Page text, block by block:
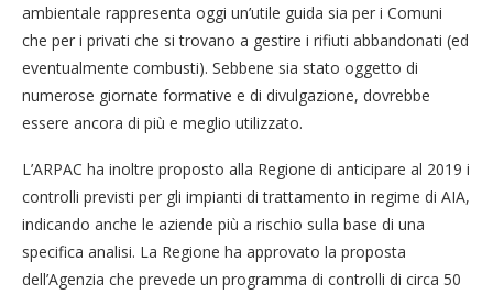
ambientale rappresenta oggi un’utile guida sia per i Comuni
che per i privati che si trovano a gestire i rifiuti abbandonati (ed
eventualmente combusti). Sebbene sia stato oggetto di
numerose giornate formative e di divulgazione, dovrebbe
essere ancora di più e meglio utilizzato.
L’ARPAC ha inoltre proposto alla Regione di anticipare al 2019 i
controlli previsti per gli impianti di trattamento in regime di AIA,
indicando anche le aziende più a rischio sulla base di una
specifica analisi. La Regione ha approvato la proposta
dell’Agenzia che prevede un programma di controlli di circa 50